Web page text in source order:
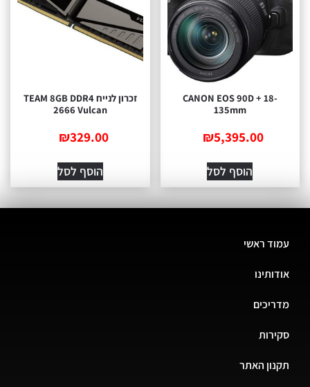
CANON EOS 90D + 18-
135mm
₪5,395.00
הוסף לסל
זכרון לנייח TEAM 8GB DDR4
2666 Vulcan
₪329.00
הוסף לסל
ראשי
האתר